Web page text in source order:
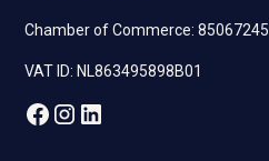
Chamber of Commerce: 85067245
VAT ID: NL863495898B01